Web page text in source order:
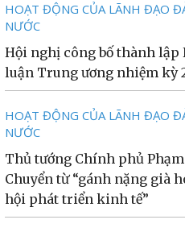
HOẠT ĐỘNG CỦA LÃNH ĐẠO
NƯỚC
Hội nghị công bố thành lập
luận Trung ương nhiệm kỳ
HOẠT ĐỘNG CỦA LÃNH ĐẠO
NƯỚC
Thủ tướng Chính phủ
Chuyển từ “gánh nặng già
hội phát triển kinh tế”